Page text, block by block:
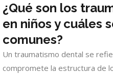
¿Qué son los
en niños y cuáles
comunes?
Un traumatismo dental se
compromete la estructura de